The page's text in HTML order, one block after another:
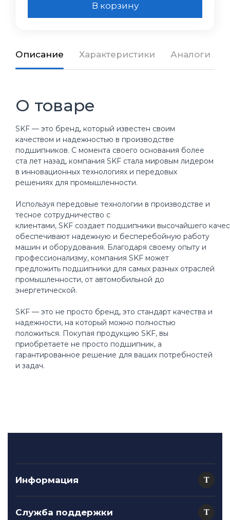
В корзину
Описание Характеристики Аналоги
О товаре
SKF — это бренд, который известен своим
качеством и надежностью в производстве
подшипников. С момента своего основания более
ста лет назад, компания SKF стала мировым лидером
в инновационных технологиях и передовых
решениях для промышленности.
Используя передовые технологии в производстве и
тесное сотрудничество с
клиентами, SKF создает подшипники высочайшего
обеспечивают надежную и бесперебойную работу
машин и оборудования. Благодаря своему опыту и
профессионализму, компания SKF может
предложить подшипники для самых разных отраслей
промышленности, от автомобильной до
энергетической.
SKF — это не просто бренд, это стандарт качества и
надежности, на который можно полностью
положиться. Покупая продукцию SKF, вы
приобретаете не просто подшипник, а
гарантированное решение для ваших потребностей
и задач.
Информация
Служба поддержки